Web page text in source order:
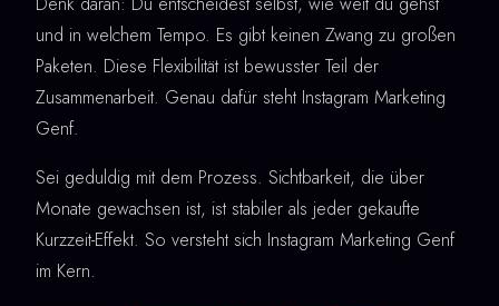
und in welchem Tempo. Es gibt keinen Zwang zu großen
Paketen. Diese Flexibilität ist bewusster Teil der
Zusammenarbeit. Genau dafür steht Instagram Marketing
Genf.
Sei geduldig mit dem Prozess. Sichtbarkeit, die über
Monate gewachsen ist, ist stabiler als jeder gekaufte
Kurzzeit-Effekt. So versteht sich Instagram Marketing Genf
im Kern.